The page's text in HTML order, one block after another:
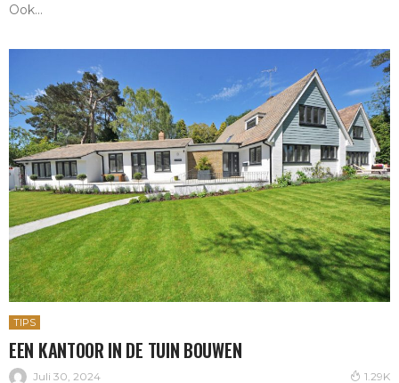
Ook...
TIPS
EEN KANTOOR IN DE TUIN BOUWEN
Juli 30, 2024 1.29K